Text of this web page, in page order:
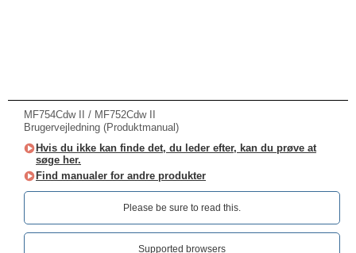
MF754Cdw II / MF752Cdw II
Brugervejledning (Produktmanual)
Hvis du ikke kan finde det, du leder efter, kan du prøve at
søge her.
Find manualer for andre produkter
Please be sure to read this.‎
Supported browsers